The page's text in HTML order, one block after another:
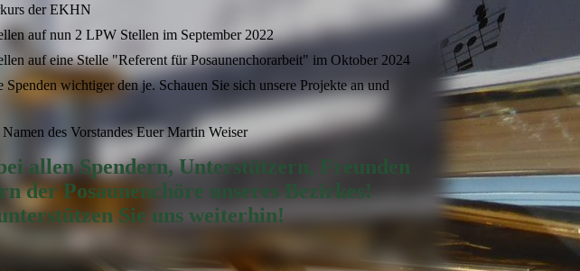
der EKHN
auf nun 2 LPW Stellen im September 2022
auf eine Stelle "Referent für Posaunenchorarbeit" im Oktober 2024
wichtiger den je. Schauen Sie sich unsere Projekte an und
des Vorstandes Euer Martin Weiser
allen Spendern, Unterstützern, Freunden
der Posaunenchöre unseres Bezirkes!
Sie uns weiterhin!